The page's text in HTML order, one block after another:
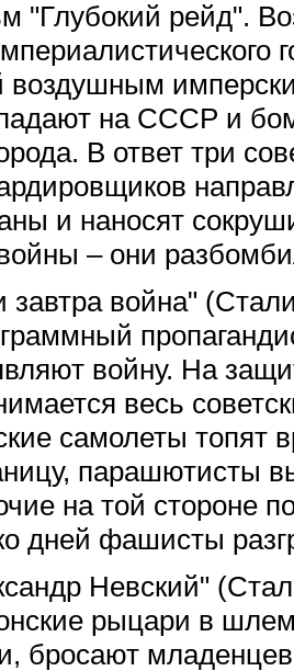
"Глубокий рейд".
на СССР и
В ответ три
и наносят
– они
завтра война"
войну. На
весь
самолеты топят
парашютисты
на той стороне
дней фашисты
Невский"
рыцари в
бросают младенцев